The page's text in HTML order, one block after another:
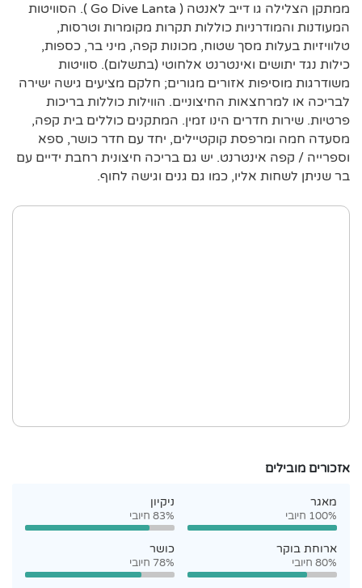
ממתקן הצלילה גו דייב לאנטה ( Go Dive Lanta ). הסוויטות
המעודנות והמודרניות כוללות תקרות מקומרות וטרסות,
טלוויזיות בעלות מסך שטוח, מכונות קפה, מיני בר, כספות,
כילות נגד יתושים ואינטרנט אלחוטי (בתשלום). סוויטות
משודרגות מוסיפות אזורים מגורים; חלקם מציעים גישה ישירה
לבריכה או למרחצאות החיצוניים. הווילות כוללות בריכות
פרטיות. שירות חדרים הינו זמין. המתקנים כוללים בית קפה,
מסעדה חמה ומרפסת קוקטיילים, יחד עם חדר כושר, ספא
וספרייה / קפה אינטרנט. יש גם בריכה חיצונית רחבת ידיים עם
בר שניתן לשחות אליו, כמו גם גנים וגישה לחוף.
אזכורים מובילים
מאגר
100% חיובי
ניקיון
83% חיובי
ארוחת בוקר
80% חיובי
כושר
78% חיובי